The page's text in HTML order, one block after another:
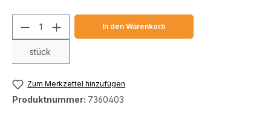
Produkt Anzahl: Gib den
stück
In den Warenkorb
Zum Merkzettel hinzufügen
Produktnummer: 7360403